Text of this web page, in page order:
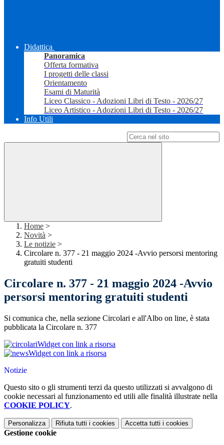
Didattica
Panoramica
Offerta formativa
I progetti delle classi
Orientamento
Esami di Maturità
Liceo Classico - Adozioni Libri di Testo - 2026/27
Liceo Artistico - Adozioni Libri di Testo - 2026/27
Info Utili
Home >
Novità >
Le notizie >
Circolare n. 377 - 21 maggio 2024 -Avvio persorsi mentoring
gratuiti studenti
Circolare n. 377 - 21 maggio 2024 -Avvio
persorsi mentoring gratuiti studenti
Si comunica che, nella sezione Circolari e all'Albo on line, è stata
pubblicata la Circolare n. 377
Widget con link a risorsa
Widget con link a risorsa
Notizie
Questo sito o gli strumenti terzi da questo utilizzati si avvalgono di
cookie necessari al funzionamento ed utili alle finalità illustrate nella
COOKIE POLICY.
Personalizza Rifiuta tutti i cookies Accetta tutti i cookies
Gestione cookie